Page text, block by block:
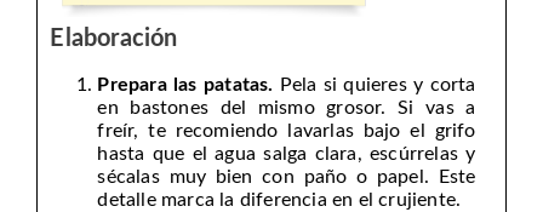
Elaboración
Prepara las patatas. Pela si quieres y corta
en bastones del mismo grosor. Si vas a
freír, te recomiendo lavarlas bajo el grifo
hasta que el agua salga clara, escúrrelas y
sécalas muy bien con paño o papel. Este
detalle marca la diferencia en el crujiente.